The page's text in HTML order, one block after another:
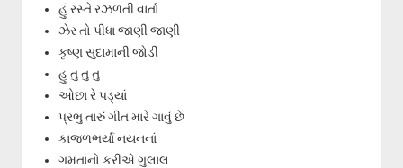
હું રસ્તે રઝળતી વાર્તા
ઝેર તો પીધા જાણી જાણી
કૃષ્ણ સુદામાની જોડી
હુ તુ તુ તુ
ઓછા રે પડ્યાં
પ્રભુ તારું ગીત મારે ગાવું છે
કાજળભર્યા નયનનાં
ગમતાંનો કરીએ ગુલાલ